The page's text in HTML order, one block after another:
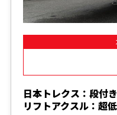
日本トレクス：段付
リフトアクスル：超